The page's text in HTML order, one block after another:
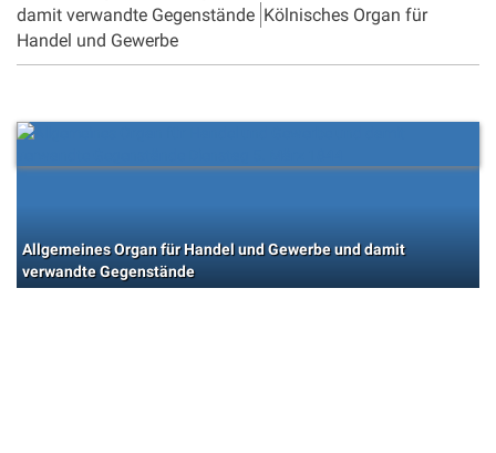
damit verwandte Gegenstände Kölnisches Organ für
Handel und Gewerbe
Allgemeines Organ für Handel und Gewerbe und damit
verwandte Gegenstände